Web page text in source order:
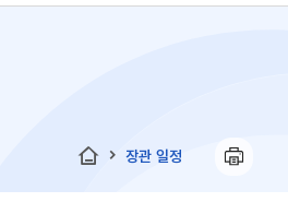
장관 일정